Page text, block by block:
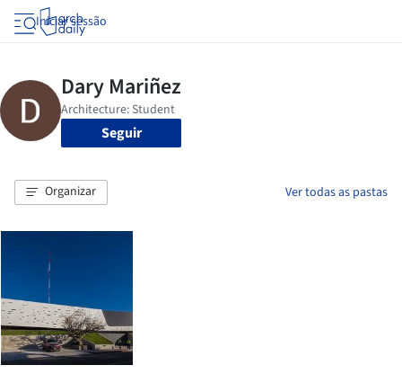
Iniciar sessão
Seguir
Organizar Ver todas as pastas